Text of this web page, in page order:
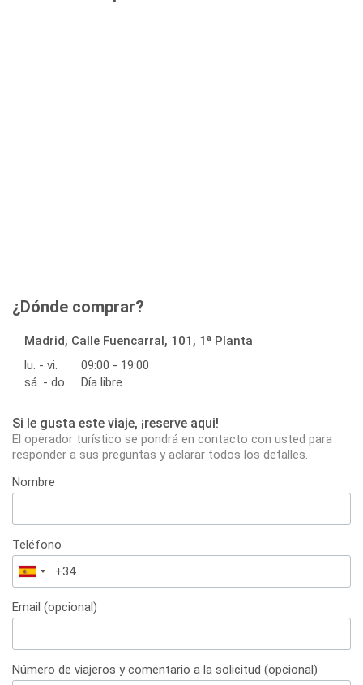
¿Dónde comprar?
Madrid, Calle Fuencarral, 101, 1ª Planta
lu. - vi.
09:00 - 19:00
sá. - do.
Día libre
Si le gusta este viaje, ¡reserve aqui!
El operador turístico se pondrá en contacto con usted para
responder a sus preguntas y aclarar todos los detalles.
Nombre
Teléfono
España
+34
Email (opcional)
Número de viajeros y comentario a la solicitud (opcional)